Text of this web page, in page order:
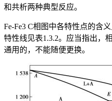
和共析两种典型反应。
Fe-Fe3 C相图中各特性点的含义
特性线见表1.3.2。应当指出，
通用的，不能随便更换。